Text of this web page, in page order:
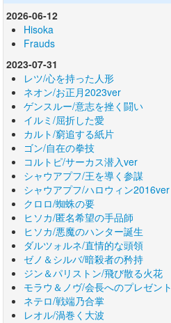
2026-06-12
Hisoka
Frauds
2023-07-31
レツ/心を持った人形
ネオン/お正月2023ver
ゲンスルー/意志を挫く闘い
イルミ/屈折した愛
カルト/窮追する紙片
ゴン/自在の拳技
コルトピ/サーカス潜入ver
シャウアプフ/王を導く参謀
シャウアプフ/ハロウィン2016ver
クロロ/蜘蛛の要
ヒソカ/匿名希望の手品師
ヒソカ/悪魔のハンター誕生
ダルツォルネ/直情的な頭領
ゼノ＆シルバ/暗殺者の矜持
ジン＆パリストン/飛び散る火花
モラウ＆ノヴ/会長へのプレゼント
ネテロ/戦端乃合掌
レオル/渦巻く大波